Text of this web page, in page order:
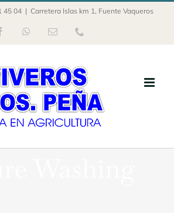
45 04 | Carretera Islas km 1, Fuente Vaqueros
FacebookWhatsAppCorreo